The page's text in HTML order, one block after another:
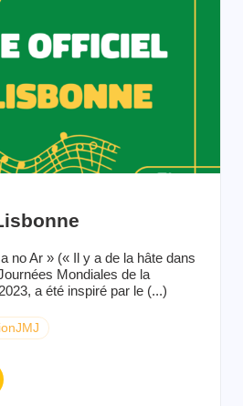
no Ar » (« Il y a de la hâte dans
Mondiales de la
a été inspiré par le (...)